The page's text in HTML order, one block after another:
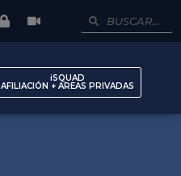
iSQUAD
AFILIACIÓN + AREAS PRIVADAS